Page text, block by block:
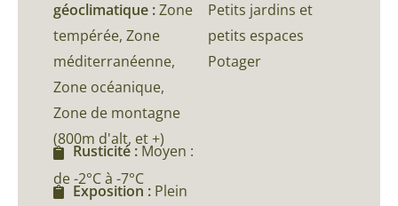
géoclimatique :Zone
tempérée, Zone
méditerranéenne,
Zone océanique,
Zone de montagne
(800m d'alt, et +)
Rusticité : Moyen :
de -2°C à -7°C
Exposition : Plein
Petits jardins et
petits espaces
Potager